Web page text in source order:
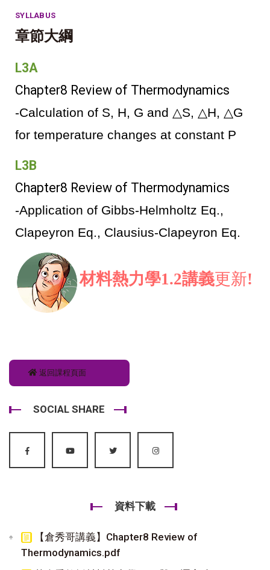
SYLLABUS
章節大綱
L3A
Chapter8 Review of Thermodynamics
-Calculation of S, H, G and △S, △H, △G
for temperature changes at constant P
L3B
Chapter8 Review of Thermodynamics
-Application of Gibbs-Helmholtz Eq.,
Clapeyron Eq., Clausius-Clapeyron Eq.
材料熱力學1.2講義更新!
返回課程頁面
SOCIAL SHARE
資料下載
【倉秀哥講義】Chapter8 Review of
Thermodynamics.pdf